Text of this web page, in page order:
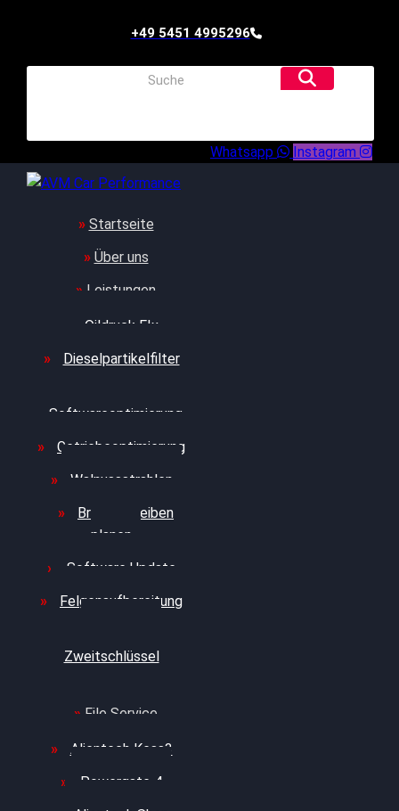
+49 5451 4995296
Whatsapp Instagram
Startseite
Über uns
Leistungen
Oildruck FIx
Dieselpartikelfilter
Softwareoptimierung
Getriebeoptimierung
Walnussstrahlen
Bremsscheiben
planen
Software Update
Felgenaufbereitung
Zweitschlüssel
File Service
Alientech Kess3
Powergate 4